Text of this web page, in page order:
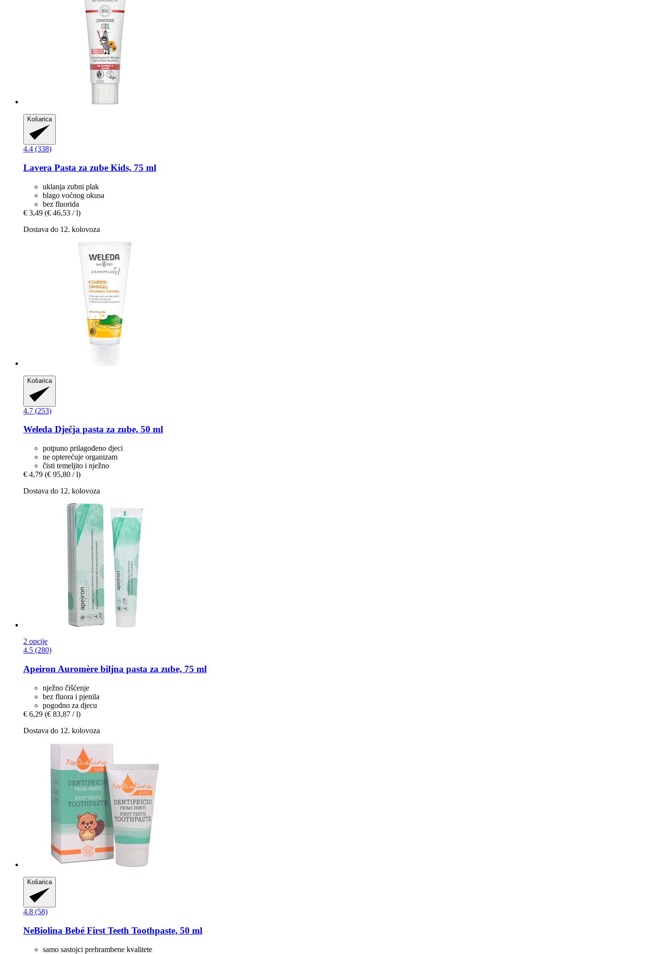
Košarica
4.4 (338)
Lavera Pasta za zube Kids, 75 ml
uklanja zubni plak
blago voćnog okusa
bez fluorida
€ 3,49 (€ 46,53 / l)
Dostava do 12. kolovoza
Košarica
4.7 (253)
Weleda Dječja pasta za zube, 50 ml
potpuno prilagođeno djeci
ne opterećuje organizam
čisti temeljito i nježno
€ 4,79 (€ 95,80 / l)
Dostava do 12. kolovoza
2 opcije
4.5 (280)
Apeiron Auromère biljna pasta za zube, 75 ml
nježno čišćenje
bez fluora i pjenila
pogodno za djecu
€ 6,29 (€ 83,87 / l)
Dostava do 12. kolovoza
Košarica
4.8 (58)
NeBiolina Bebé First Teeth Toothpaste, 50 ml
samo sastojci prehrambene kvalitete